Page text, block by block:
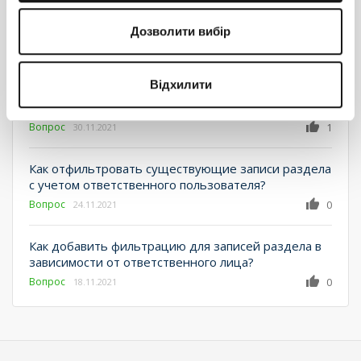
Дозволити вибір
Відхилити
Вопрос 1
06.12.2021
Вопрос 0
02.12.2021
Ошибка при вводе адреса сервера
Вопрос 1
30.11.2021
Как отфильтровать существующие записи раздела
с учетом ответственного пользователя?
Вопрос 0
24.11.2021
Как добавить фильтрацию для записей раздела в
зависимости от ответственного лица?
Вопрос 0
18.11.2021